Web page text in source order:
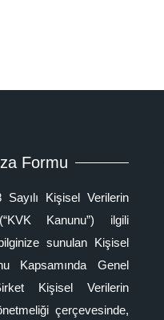
Formu
Sayılı Kişisel Verilerin
Kanunu”) ilgili
sunulan Kişisel
Kapsamında Genel
Kişisel Verilerin
çerçevesinde,